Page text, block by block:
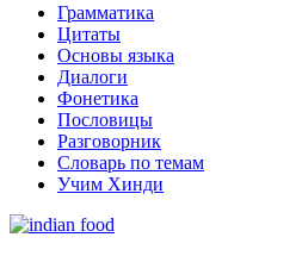
Грамматика
Цитаты
Основы языка
Диалоги
Фонетика
Пословицы
Разговорник
Словарь по темам
Учим Хинди